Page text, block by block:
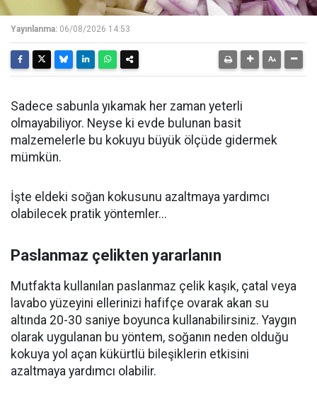
Yayınlanma: 06/08/2026 14:53
Sadece sabunla yıkamak her zaman yeterli
olmayabiliyor. Neyse ki evde bulunan basit
malzemelerle bu kokuyu büyük ölçüde gidermek
mümkün.
İşte eldeki soğan kokusunu azaltmaya yardımcı
olabilecek pratik yöntemler...
Paslanmaz çelikten yararlanın
Mutfakta kullanılan paslanmaz çelik kaşık, çatal veya
lavabo yüzeyini ellerinizi hafifçe ovarak akan su
altında 20-30 saniye boyunca kullanabilirsiniz. Yaygın
olarak uygulanan bu yöntem, soğanın neden olduğu
kokuya yol açan kükürtlü bileşiklerin etkisini
azaltmaya yardımcı olabilir.